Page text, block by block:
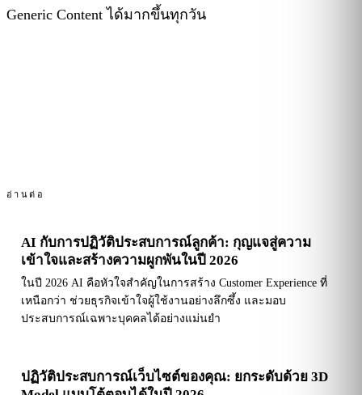
Generic Content ได้มากขึ้นทุกวัน
อ่านต่อ
AI กับการปฏิวัติประสบการณ์ลูกค้า: กุญแจสู่ความ
เข้าใจและสร้างความผูกพันในปี 2026
ในปี 2026 AI คือหัวใจสำคัญในการสร้าง Customer Experience ที่
เหนือกว่า ช่วยธุรกิจเข้าใจผู้ใช้งานอย่างลึกซึ้ง และมอบ
ประสบการณ์เฉพาะบุคคลได้อย่างแม่นยำ
ปฏิวัติประสบการณ์เว็บไซต์ของคุณ: ยกระดับด้วย 3D